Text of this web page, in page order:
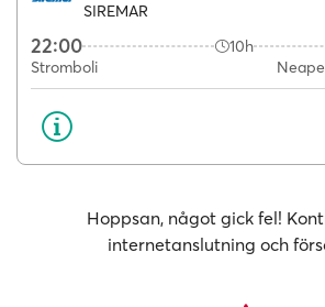
SIREMAR
22:00 10h
Stromboli
Hoppsan, något gick fel!
internetanslutning och